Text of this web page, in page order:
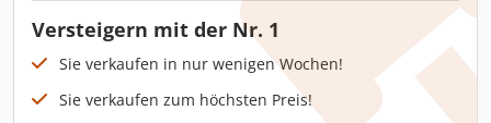
Versteigern mit der Nr. 1
Sie verkaufen in nur wenigen Wochen!
Sie verkaufen zum höchsten Preis!